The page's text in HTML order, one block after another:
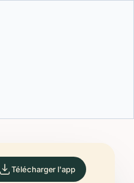
Télécharger l'app